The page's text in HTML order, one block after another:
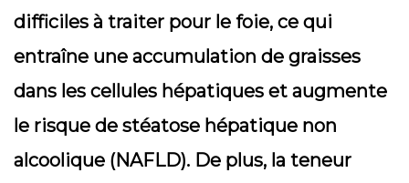
difficiles à traiter pour le foie, ce qui
entraîne une accumulation de graisses
dans les cellules hépatiques et augmente
le risque de stéatose hépatique non
alcoolique (NAFLD). De plus, la teneur